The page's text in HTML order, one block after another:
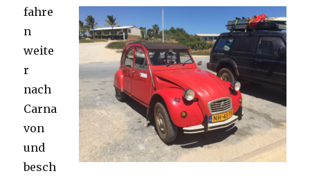
fahre
n
weite
r
nach
Carna
von
und
besch